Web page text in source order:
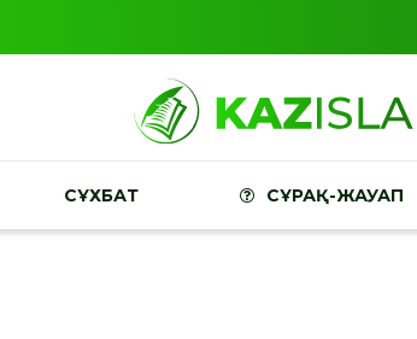
СҰХБАТ СҰРАҚ-ЖАУАП